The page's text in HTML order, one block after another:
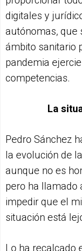
digitales y
autónomas, que
ámbito sanitario
pandemia
competencias.
La
Pedro Sánchez
la evolución de
aunque no es
pero ha llamado
impedir que el
situación está
Lo ha recalcado